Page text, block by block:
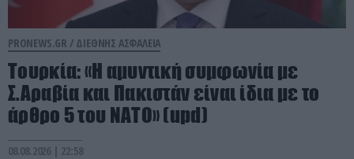
PRONEWS.GR / ΔΙΕΘΝΗΣ ΑΣΦΑΛΕΙΑ
Τουρκία: «Η αμυντική συμφωνία με
Σ.Αραβία και Πακιστάν είναι ίδια με το
άρθρο 5 του ΝΑΤΟ» (upd)
08.08.2026 | 22:58